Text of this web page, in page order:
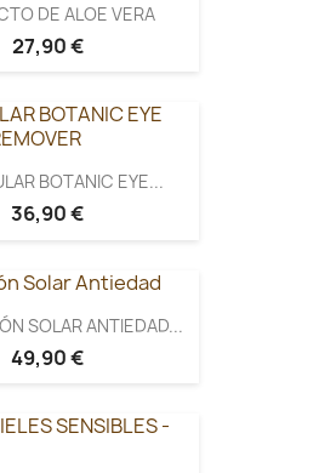
DE ALOE VERA
27,90 €
BOTANIC EYE...
36,90 €
SOLAR ANTIEDAD...
49,90 €